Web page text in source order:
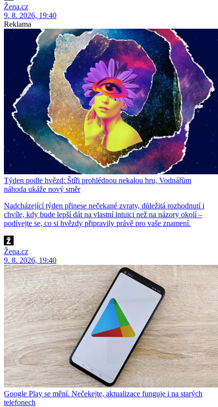
Žena.cz
9. 8. 2026, 19:40
Reklama
Týden podle hvězd: Štíři prohlédnou nekalou hru, Vodnářům
náhoda ukáže nový směr
Nadcházející týden přinese nečekané zvraty, důležitá rozhodnutí i
chvíle, kdy bude lepší dát na vlastní intuici než na názory okolí –
podívejte se, co si hvězdy připravily právě pro vaše znamení.
Žena.cz
9. 8. 2026, 19:40
Google Play se mění. Nečekejte, aktualizace funguje i na starých
telefonech